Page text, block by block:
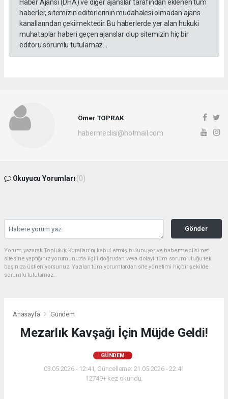
Haber Ajansı (DHA) ve diğer ajanslar tarafından eklenen tüm
haberler, sitemizin editörlerinin müdahalesi olmadan ajans
kanallarından çekilmektedir. Bu haberlerde yer alan hukuki
muhataplar haberi geçen ajanslar olup sitemizin hiç bir
editörü sorumlu tutulamaz...
Ömer TOPRAK
habermeclisi@hotmail.com
Okuyucu Yorumları (0)
Gönder
Yorum yazarak Topluluk Kuralları’nı kabul etmiş bulunuyor ve habermeclisi.net
sitesine yaptığınız yorumunuzla ilgili doğrudan veya dolaylı tüm sorumluluğu tek
başınıza üstleniyorsunuz. Yazılan tüm yorumlardan site yönetimi hiçbir şekilde
sorumlu tutulamaz.
Anasayfa Gündem
Mezarlık Kavşağı İçin Müjde Geldi!
GÜNDEM
03.05.2026 - 12:41, Güncelleme: 21.05.2026 - 22:41
12749+ kez okundu.